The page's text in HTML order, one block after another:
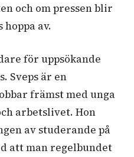
och om pressen blir
av.
för uppsökande
Sveps är en
främst med unga
arbetslivet. Hon
av studerande på
att man regelbundet